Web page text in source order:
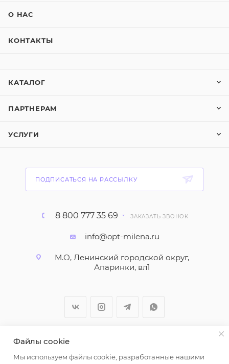
О НАС
КОНТАКТЫ
КАТАЛОГ
ПАРТНЕРАМ
УСЛУГИ
ПОДПИСАТЬСЯ НА РАССЫЛКУ
8 800 777 35 69 ЗАКАЗАТЬ ЗВОНОК
info@opt-milena.ru
М.О, Ленинский городской округ,
Апаринки, вл1
2026 © ООО "Вайт Текстиль групп"
Любая информация на сайте носит справочный
Файлы cookie
Мы используем файлы cookie, разработанные нашими